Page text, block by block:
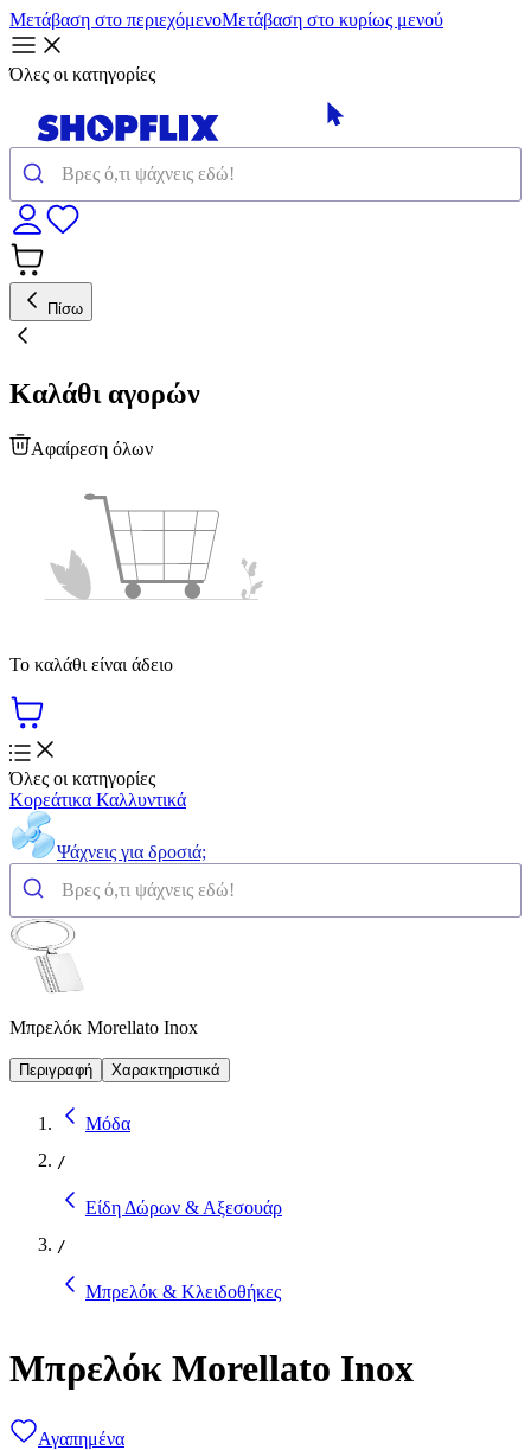
Μετάβαση στο περιεχόμενοΜετάβαση στο κυρίως μενού
Όλες οι κατηγορίες
Πίσω
Καλάθι αγορών
Αφαίρεση όλων
Το καλάθι είναι άδειο
Όλες οι κατηγορίες
Κορεάτικα Καλλυντικά
Ψάχνεις για δροσιά;
Μπρελόκ Morellato Inox
Περιγραφή Χαρακτηριστικά
Μόδα
/
Είδη Δώρων & Αξεσουάρ
/
Μπρελόκ & Κλειδοθήκες
Μπρελόκ Morellato Inox
Αγαπημένα